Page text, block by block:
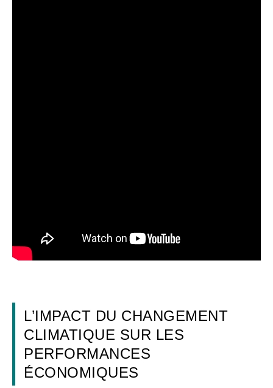
L’IMPACT DU CHANGEMENT
CLIMATIQUE SUR LES
PERFORMANCES
ÉCONOMIQUES